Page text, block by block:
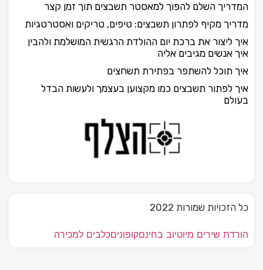
המדריך השלם להפוך למאסטר תשבצים תוך זמן קצר
מדריך מקיף לפתרון תשבצים: טיפים, טריקים ואסטרטגיות
איך ליצור את ברכת יום ההולדת הרגשית המושלמת ולהבין
איך אנשים מגיבים אליה
איך תוכל להשתפר בפתירת תשחצים
איך לפתור תשבצים כמו מקצוען בעצמך ולעשות הבדל
בעולם
כל הזכויות שמורות 2022
הורדת שירים מיוטיוב בחינםקופוניםכלבים למכירה